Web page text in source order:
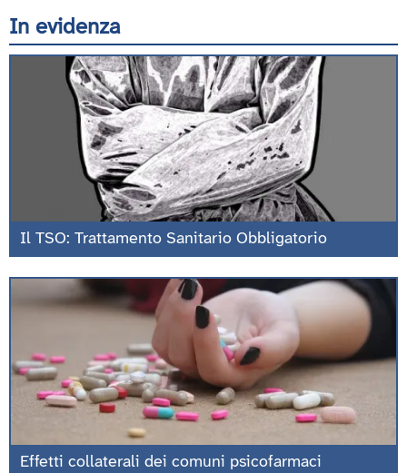
In evidenza
Il TSO: Trattamento Sanitario Obbligatorio
Effetti collaterali dei comuni psicofarmaci